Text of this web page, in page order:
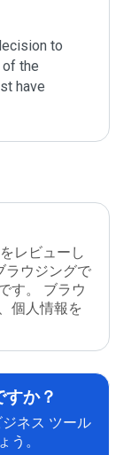
to
of the
have
レビューし
ラウジングで
す。 ブラウ
個人情報を
か？
ネス ツール
う。